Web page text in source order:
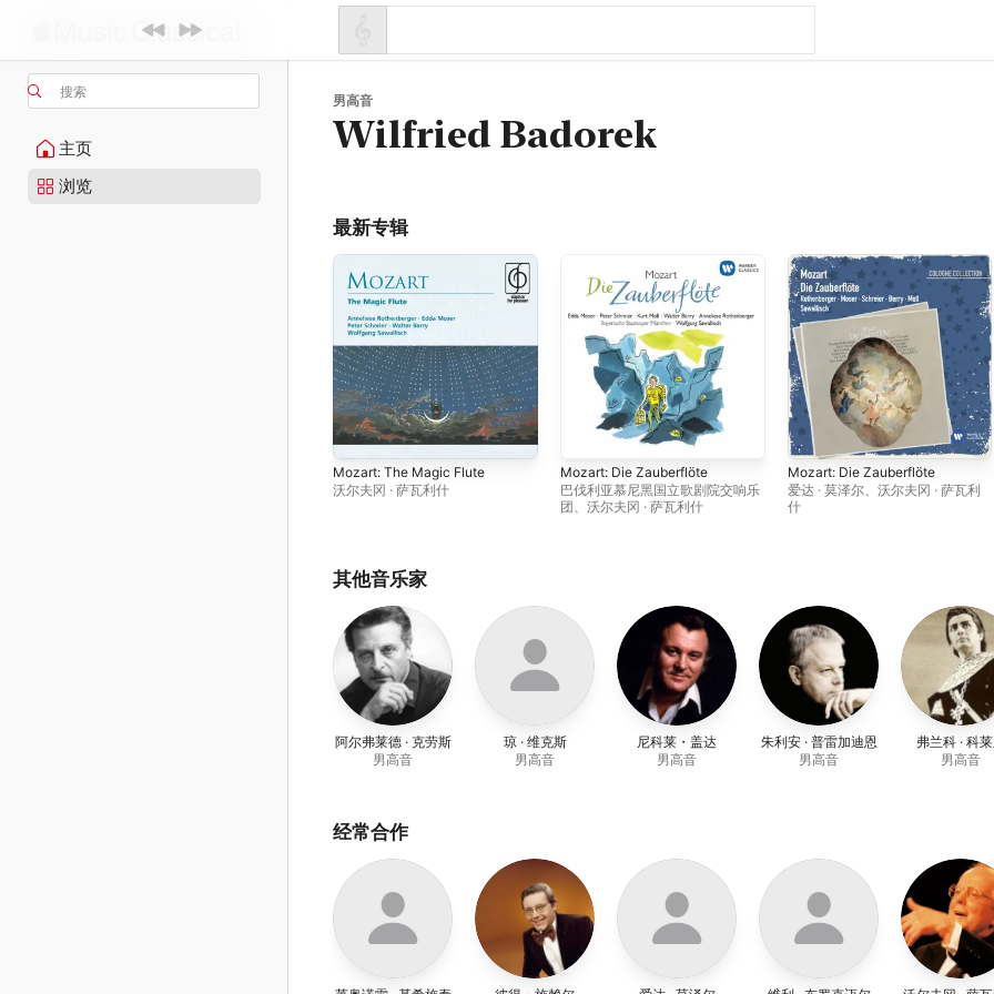
搜索
主页
浏览
男高音
Wilfried Badorek
最新专辑
Mozart: The Magic Flute
沃尔夫冈 · 萨瓦利什
Mozart: Die Zauberflöte
巴伐利亚慕尼黑国立歌剧院交响乐
团
沃尔夫冈 · 萨瓦利什
Mozart: Die Zauberflöte
爱达 · 莫泽尔、 沃尔夫冈 · 萨瓦利
什
其他音乐家
阿尔弗莱德 · 克劳斯
男高音
琼 · 维克斯
男高音
尼科莱・盖达
男高音
朱利安 · 普雷加迪恩
男高音
弗兰科 · 科
男高音
经常合作